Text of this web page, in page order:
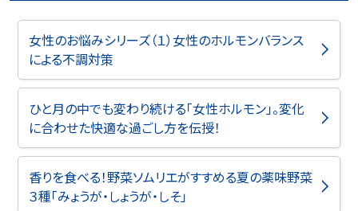
女性のお悩みシリーズ（１）女性のホルモンバランス
による不調対策
ひと月の中でも変わり続ける「女性ホルモン」。変化
に合わせた快適な過ごし方を伝授！
香りを食べる！野菜ソムリエがすすめる夏の薬味野菜
３種「みょうが・しょうが・しそ」